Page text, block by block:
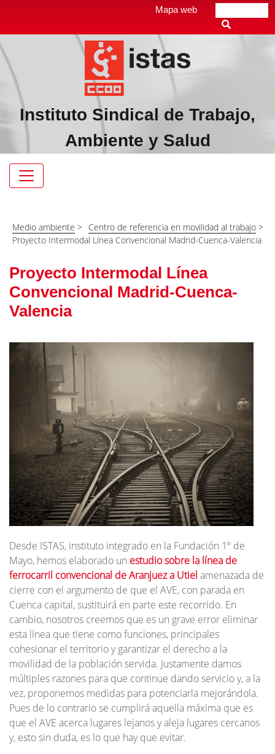
contenido
principal
Mapa web
Instituto Sindical de Trabajo,
Ambiente y Salud
Navegación
Medio ambiente > Centro de referencia en movilidad al trabajo >
Proyecto Intermodal Línea Convencional Madrid-Cuenca-Valencia
Proyecto Intermodal Línea
Convencional Madrid-Cuenca-
Valencia
Desde ISTAS, instituto integrado en la Fundación 1º de
Mayo, hemos elaborado un estudio sobre la línea de
ferrocarril convencional de Aranjuez a Utiel amenazada de
cierre con el argumento de que el AVE, con parada en
Cuenca capital, sustituirá en parte este recorrido. En
cambio, nosotros creemos que es un grave error eliminar
esta línea que tiene como funciones, principales
cohesionar el territorio y garantizar el derecho a la
movilidad de la población servida. Justamente damos
múltiples razones para que continue dando servicio y, a la
vez, proponemos medidas para potenciarla mejorándola.
Pues de lo contrario se cumplirá aquella máxima que es
que el AVE acerca lugares lejanos y aleja lugares cercanos
y, esto sin duda, es lo que hay que evitar.